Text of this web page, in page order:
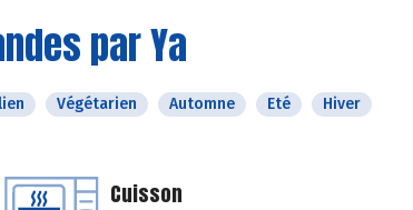
par Ya
Végétarien Automne Eté
Hiver
Cuisson